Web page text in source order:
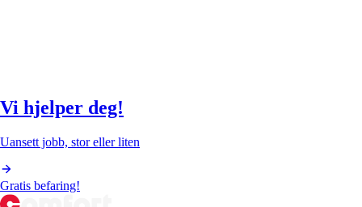
Vi hjelper deg!
Uansett jobb, stor eller liten
Gratis befaring!